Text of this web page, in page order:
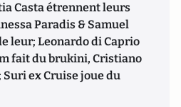
Casta étrennent leurs
Paradis & Samuel
leur; Leonardo di Caprio
fait du brukini, Cristiano
ex Cruise joue du